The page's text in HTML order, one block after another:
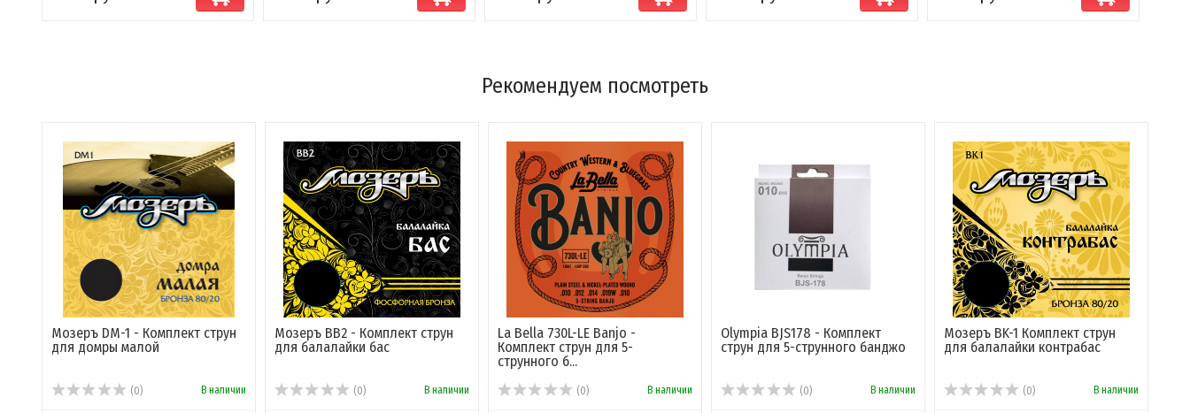
Рекомендуем посмотреть
Мозеръ DM-1 - Комплект струн
для домры малой
(0) В наличии
Мозеръ BB2 - Комплект струн
для балалайки бас
(0) В наличии
La Bella 730L-LE Banjo -
Комплект струн для 5-
струнного б...
(0) В наличии
Olympia BJS178 - Комплект
струн для 5-струнного банджо
(0) В наличии
Мозеръ BK-1 Комплект струн
для балалайки контрабас
(0) В наличии